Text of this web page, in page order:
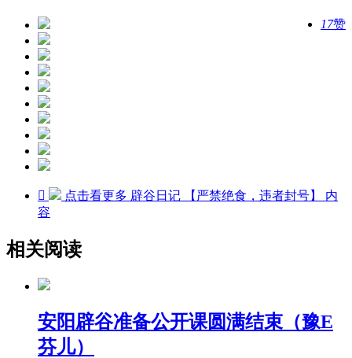
17赞
 点击看更多 辟谷日记 【严禁绝食，违者封号】
内
容
相关阅读
安阳辟谷准备公开课圆满结束（豫E
芬儿）